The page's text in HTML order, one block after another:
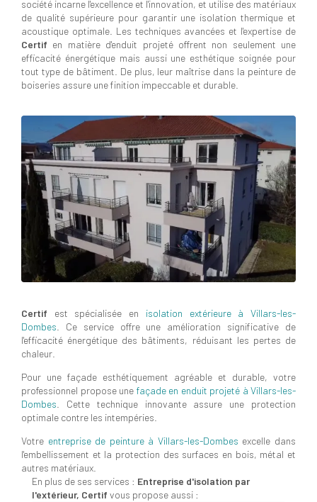
société incarne l'excellence et l'innovation, et utilise des matériaux
de qualité supérieure pour garantir une isolation thermique et
acoustique optimale. Les techniques avancées et l'expertise de
Certif en matière d'enduit projeté offrent non seulement une
efficacité énergétique mais aussi une esthétique soignée pour
tout type de bâtiment. De plus, leur maîtrise dans la peinture de
boiseries assure une finition impeccable et durable.
Certif est spécialisée en isolation extérieure à Villars-les-
Dombes . Ce service offre une amélioration significative de
l'efficacité énergétique des bâtiments, réduisant les pertes de
chaleur.
Pour une façade esthétiquement agréable et durable, votre
professionnel propose une façade en enduit projeté à Villars-les-
Dombes . Cette technique innovante assure une protection
optimale contre les intempéries.
Votre entreprise de peinture à Villars-les-Dombes excelle dans
l'embellissement et la protection des surfaces en bois, métal et
autres matériaux.
En plus de ses services : Entreprise d'isolation par
l'extérieur, Certif vous propose aussi :